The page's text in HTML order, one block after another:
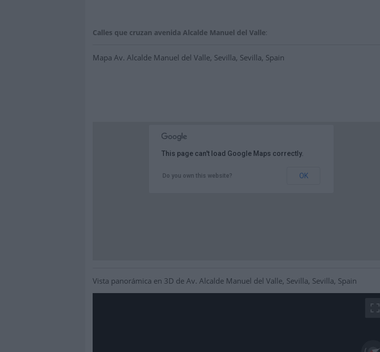
Calles que cruzan avenida Alcalde Manuel del Valle:
Mapa Av. Alcalde Manuel del Valle, Sevilla, Sevilla, Spain
This page can't load Google Maps correctly.
Do you own this website? OK
Vista panorámica en 3D de Av. Alcalde Manuel del Valle, Sevilla, Sevilla, Spain